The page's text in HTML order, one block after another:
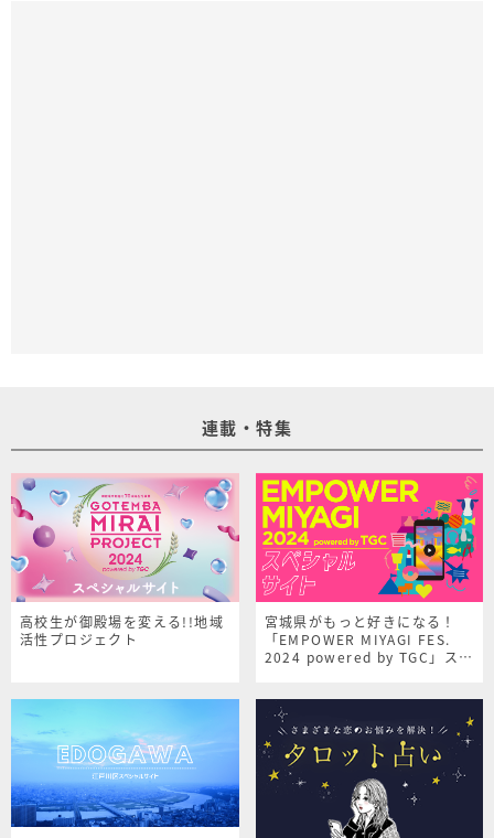
連載・特集
高校生が御殿場を変える!!地域
活性プロジェクト
宮城県がもっと好きになる！
「EMPOWER MIYAGI FES.
2024 powered by TGC」スペ